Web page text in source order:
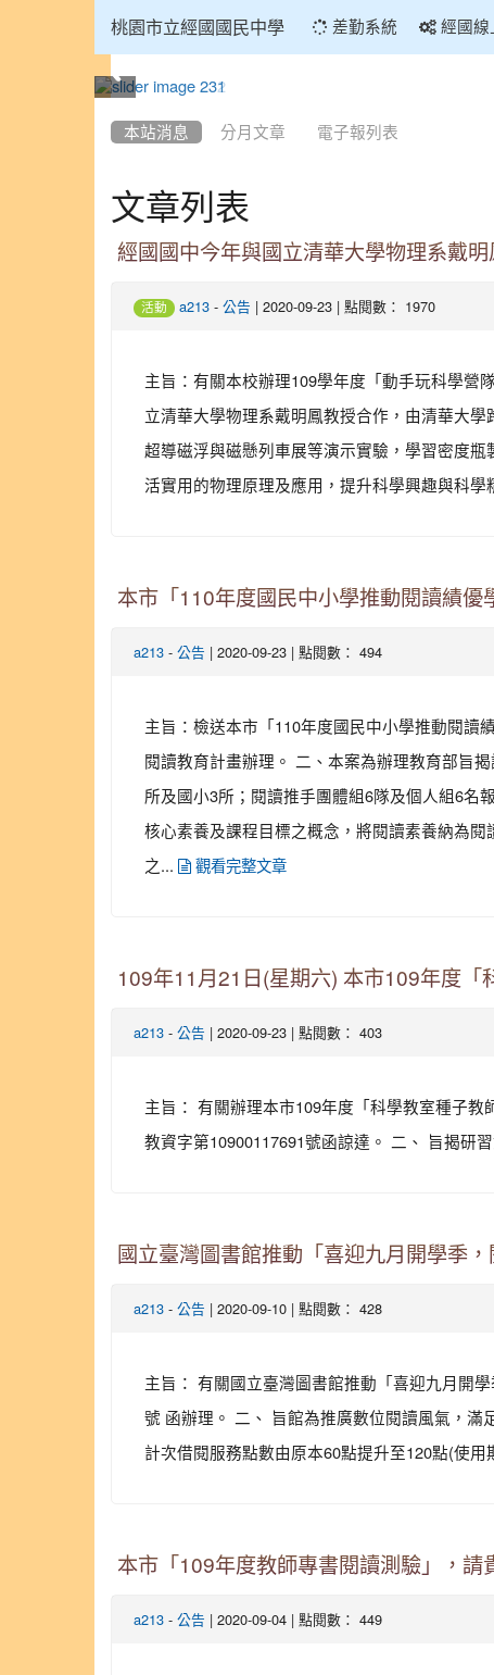
桃園市立經國國民中學 差勤系統 經國線
本站消息 分月文章 電子報列表
文章列表
經國國中今年與國立清華大學物理系戴
活動 a213 - 公告 | 2020-09-23 | 點閱數： 1970
主旨：有關本校辦理109學年度「動手玩科學營
立清華大學物理系戴明鳳教授合作，由清華大
超導磁浮與磁懸列車展等演示實驗，學習密度
活實用的物理原理及應用，提升科學興趣與科
本市「110年度國民中小學推動閱讀績優
a213 - 公告 | 2020-09-23 | 點閱數： 494
主旨：檢送本市「110年度國民中小學推動閱讀
閱讀教育計畫辦理。 二、本案為辦理教育部旨
所及國小3所；閱讀推手團體組6隊及個人組6名
核心素養及課程目標之概念，將閱讀素養納為
之...
觀看完整文章
109年11月21日(星期六) 本市109年度「
a213 - 公告 | 2020-09-23 | 點閱數： 403
主旨： 有關辦理本市109年度「科學教室種子
教資字第10900117691號函諒達。 二、 旨揭研
國立臺灣圖書館推動「喜迎九月開學季
a213 - 公告 | 2020-09-10 | 點閱數： 428
主旨： 有關國立臺灣圖書館推動「喜迎九月開
號 函辦理。 二、 旨館為推廣數位閱讀風氣，滿
計次借閱服務點數由原本60點提升至120點(使用
本市「109年度教師專書閱讀測驗」，請
a213 - 公告 | 2020-09-04 | 點閱數： 449